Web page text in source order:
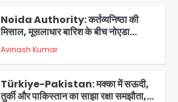
Noida Authority: कर्तव्यनिष्ठा की
मिसाल, मूसलाधार बारिश के बीच नोएडा
प्राधिकरण ने संभाला मोर्चा, सेक्टर 105
आरडब्ल्यूए ने जताया आभार
Avinash Kumar
Türkiye-Pakistan: मक्का में सऊदी,
तुर्की और पाकिस्तान का साझा रक्षा समझौता,